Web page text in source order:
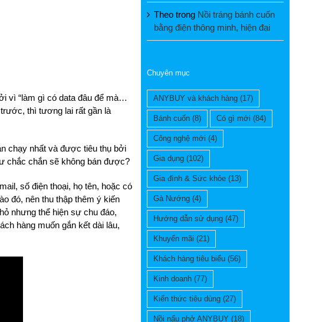
vì “làm gì có data đâu để mà…
thì tương lai rất gần là
chạy nhất và được tiêu thụ bởi
chắc chắn sẽ không bán được?
số điện thoại, họ tên, hoặc có
đó, nên thu thập thêm ý kiến
nhưng thể hiện sự chu đáo,
hàng muốn gắn kết dài lâu,
Theo trong Nồi tráng bánh cuốn
bằng điện thông minh, hiện đại
Chuyên mục
ANYBUY và khách hàng (17)
Bánh cuốn (8) Có gì mới (84)
Công nghệ mới (4)
Gia dụng (102)
Gia đình & Sức khỏe (13)
Gà Nướng (4)
Hướng dẫn sử dụng (47)
Khuyến mãi (21)
Khách hàng tiêu biểu (56)
Kinh doanh (77)
Kiến thức tiêu dùng (27)
Nồi nấu phở ANYBUY (18)